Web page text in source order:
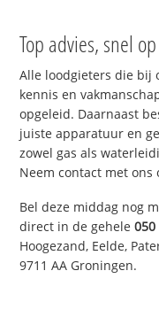
Top advies, snel
Alle loodgieters die bij
kennis en
opgeleid. Daarnaast
juiste apparatuur en
zowel gas als
Neem contact met
Bel deze middag nog
direct in de gehele
Hoogezand, Eelde,
9711 AA Groningen.